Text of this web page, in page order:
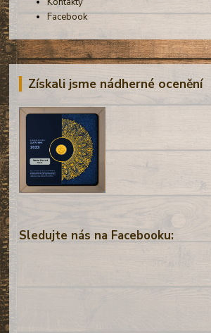
Facebook
Získali jsme nádherné ocenění
Sledujte nás na Facebooku: